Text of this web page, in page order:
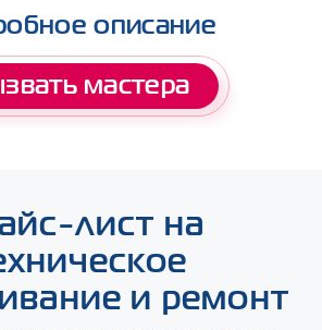
описание
мастера
лист на
и ремонт